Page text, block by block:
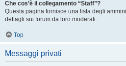
Che cos’è il collegamento “Staff”?
Questa pagina fornisce una lista degli
dettagli sui forum da loro moderati.
Top
Messaggi privati